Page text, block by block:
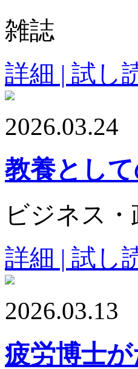
雑誌
詳細 | 試し
2026.03.24
教養とし
ビジネス
詳細 | 試し
2026.03.13
疲労博士